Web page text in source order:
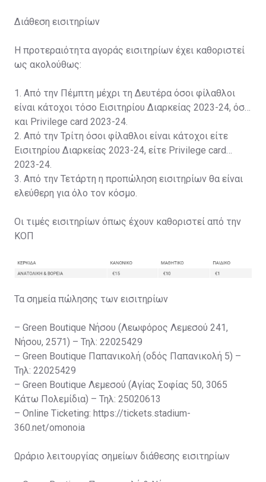
Διάθεση εισιτηρίων
Η προτεραιότητα αγοράς εισιτηρίων έχει καθοριστεί
ως ακολούθως:
1. Από την Πέμπτη μέχρι τη Δευτέρα όσοι φίλαθλοι
είναι κάτοχοι τόσο Εισιτηρίου Διαρκείας 2023-24, όσο
και Privilege card 2023-24.
2. Από την Τρίτη όσοι φίλαθλοι είναι κάτοχοι είτε
Εισιτηρίου Διαρκείας 2023-24, είτε Privilege card
2023-24.
3. Από την Τετάρτη η προπώληση εισιτηρίων θα είναι
ελεύθερη για όλο τον κόσμο.
Οι τιμές εισιτηρίων όπως έχουν καθοριστεί από την
ΚΟΠ
Τα σημεία πώλησης των εισιτηρίων
– Green Boutique Νήσου (Λεωφόρος Λεμεσού 241,
Νήσου, 2571) – Τηλ: 22025429
– Green Boutique Παπανικολή (οδός Παπανικολή 5) –
Τηλ: 22025429
– Green Boutique Λεμεσού (Αγίας Σοφίας 50, 3065
Κάτω Πολεμίδια) – Τηλ: 25020613
– Online Ticketing: https://tickets.stadium-
360.net/omonoia
Ωράριο λειτουργίας σημείων διάθεσης εισιτηρίων